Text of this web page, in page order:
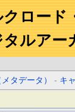
ロード
ルアー
タデータ） - キ